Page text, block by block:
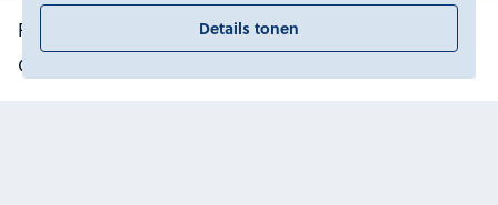
Details tonen
Proclaimer en toegankelijkheid
Privacyverklaring
Certificeringen